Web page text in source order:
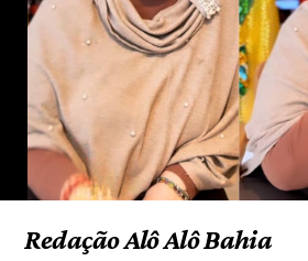
Redação Alô Alô Bahia